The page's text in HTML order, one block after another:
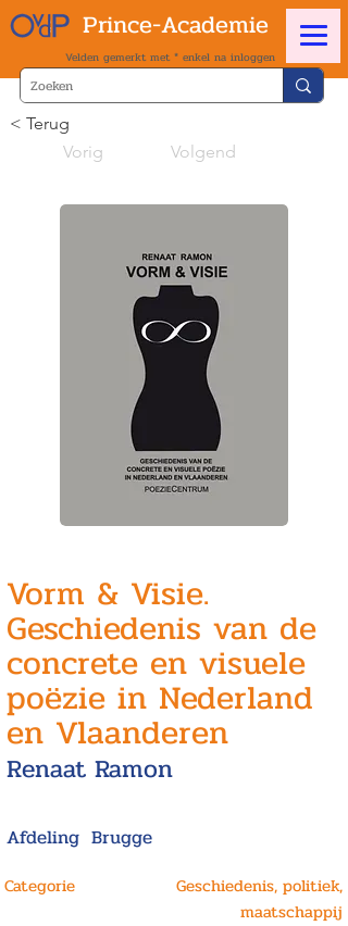
Prince-Academie
Velden gemerkt met * enkel na inloggen
< Terug
Vorig
Volgend
Vorm & Visie.
Geschiedenis van de
concrete en visuele
poëzie in Nederland
en Vlaanderen
Renaat Ramon
Afdeling Brugge
Categorie
Geschiedenis, politiek,
maatschappij